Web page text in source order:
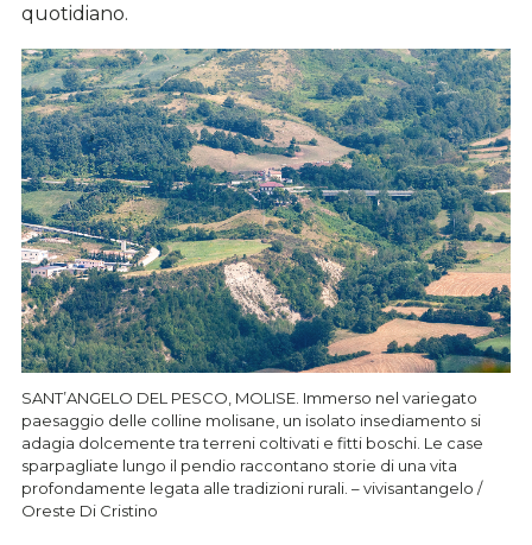
quotidiano.
SANT’ANGELO DEL PESCO, MOLISE. Immerso nel variegato
paesaggio delle colline molisane, un isolato insediamento si
adagia dolcemente tra terreni coltivati e fitti boschi. Le case
sparpagliate lungo il pendio raccontano storie di una vita
profondamente legata alle tradizioni rurali. – vivisantangelo /
Oreste Di Cristino